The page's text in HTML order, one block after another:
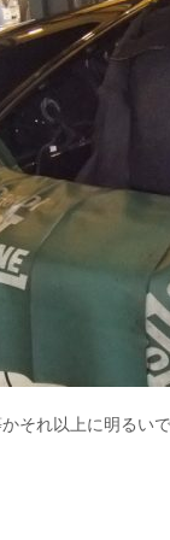
それ以上に明るい